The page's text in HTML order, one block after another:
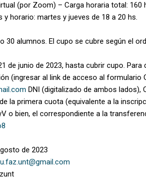
(por Zoom) – Carga horaria total: 160
horario: martes y jueves de 18 a 20 hs.
30 alumnos. El cupo se cubre según el
de junio de 2023, hasta cubrir cupo.
(ingresar al link de acceso al
DNI (digitalizado de ambos
la primera cuota (equivalente a la
o bien, el correspondiente a la
de 2023